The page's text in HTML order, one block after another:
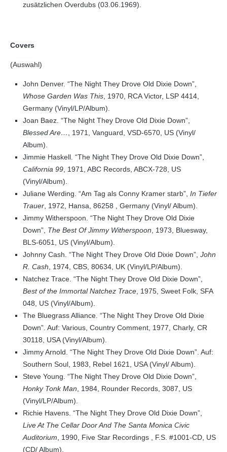
zusätzlichen Overdubs (03.06.1969).
Covers
(Auswahl)
John Denver. “The Night They Drove Old Dixie Down”,
Whose Garden Was This , 1970, RCA Victor, LSP 4414,
Germany (Vinyl/LP/Album).
Joan Baez. “The Night They Drove Old Dixie Down”,
Blessed Are…
, 1971, Vanguard, VSD-6570, US (Vinyl/
Album).
Jimmie Haskell. “The Night They Drove Old Dixie Down”,
California 99 , 1971, ABC Records, ABCX-728, US
(Vinyl/Album).
Juliane Werding. “Am Tag als Conny Kramer starb”, In Tiefer
Trauer , 1972, Hansa, 86258 , Germany (Vinyl/ Album).
Jimmy Witherspoon. “The Night They Drove Old Dixie
Down”, The Best Of Jimmy Witherspoon , 1973, Bluesway,
BLS-6051, US (Vinyl/Album).
Johnny Cash. “The Night They Drove Old Dixie Down”, John
R. Cash , 1974, CBS, 80634, UK (Vinyl/LP/Album).
Natchez Trace. “The Night They Drove Old Dixie Down”,
Best of the Immortal Natchez Trace , 1975, Sweet Folk, SFA
048, US (Vinyl/Album).
The Bluegrass Alliance. “The Night They Drove Old Dixie
Down”. Auf: Various, Country Comment, 1977, Charly, CR
30118, USA (Vinyl/Album).
Jimmy Arnold. “The Night They Drove Old Dixie Down”. Auf:
Southern Soul, 1983, Rebel 1621, USA (Vinyl/ Album).
Steve Young. “The Night They Drove Old Dixie Down”,
Honky Tonk Man , 1984, Rounder Records, 3087, US
(Vinyl/LP/Album).
Richie Havens. “The Night They Drove Old Dixie Down”,
Live At The Cellar Door And The Santa Monica Civic
Auditorium , 1990, Five Star Recordings , F.S. #1001-CD, US
(CD/ Album).